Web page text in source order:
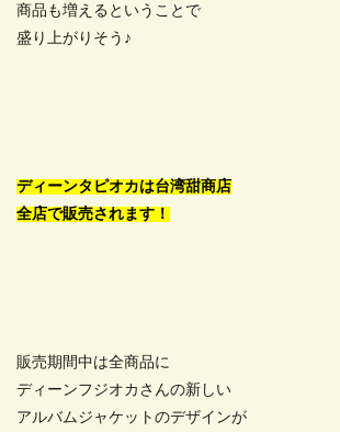
商品も増えるということで
盛り上がりそう♪
ディーンタピオカは台湾甜商店
全店で販売されます！
販売期間中は全商品に
ディーンフジオカさんの新しい
アルバムジャケットのデザインが